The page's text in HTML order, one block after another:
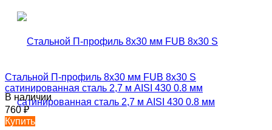
Стальной П-профиль 8х30 мм FUB 8х30 S
сатинированная сталь 2,7 м AISI 430 0.8 мм
В наличии
760₽
Купить